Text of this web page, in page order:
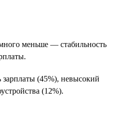
меньше — стабильность
зарплаты (45%), невысокий
(12%).